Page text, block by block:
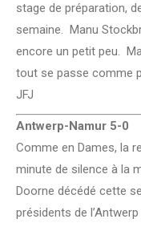
stage de préparation,
semaine. Manu
encore un petit peu.
tout se passe comme
JFJ
Antwerp-Namur 5-0
Comme en Dames, la
minute de silence à la
Doorne décédé cette
présidents de